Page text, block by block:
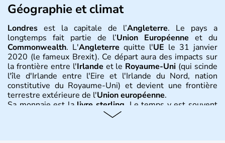
Géographie et climat
Londres est la capitale de l’Angleterre. Le pays a
longtemps fait partie de l’Union Européenne et du
Commonwealth. L'Angleterre quitte l'UE le 31 janvier
2020 (le fameux Brexit). Ce départ aura des impacts sur
la frontière entre l'Irlande et le Royaume-Uni (qui scinde
l'île d'Irlande entre l'Eire et l'Irlande du Nord, nation
constitutive du Royaume-Uni) et devient une frontière
terrestre extérieure de l'Union européenne.
Sa monnaie est lalivre sterling . Le temps y est souvent
instable avec de nombreuses précipitations : il s’agit d’un